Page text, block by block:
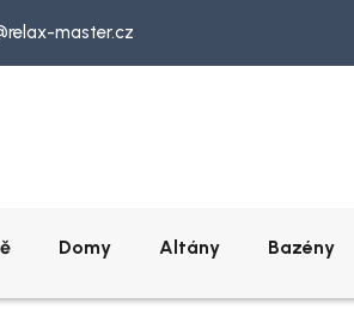
master.cz
Domy Altány Bazény